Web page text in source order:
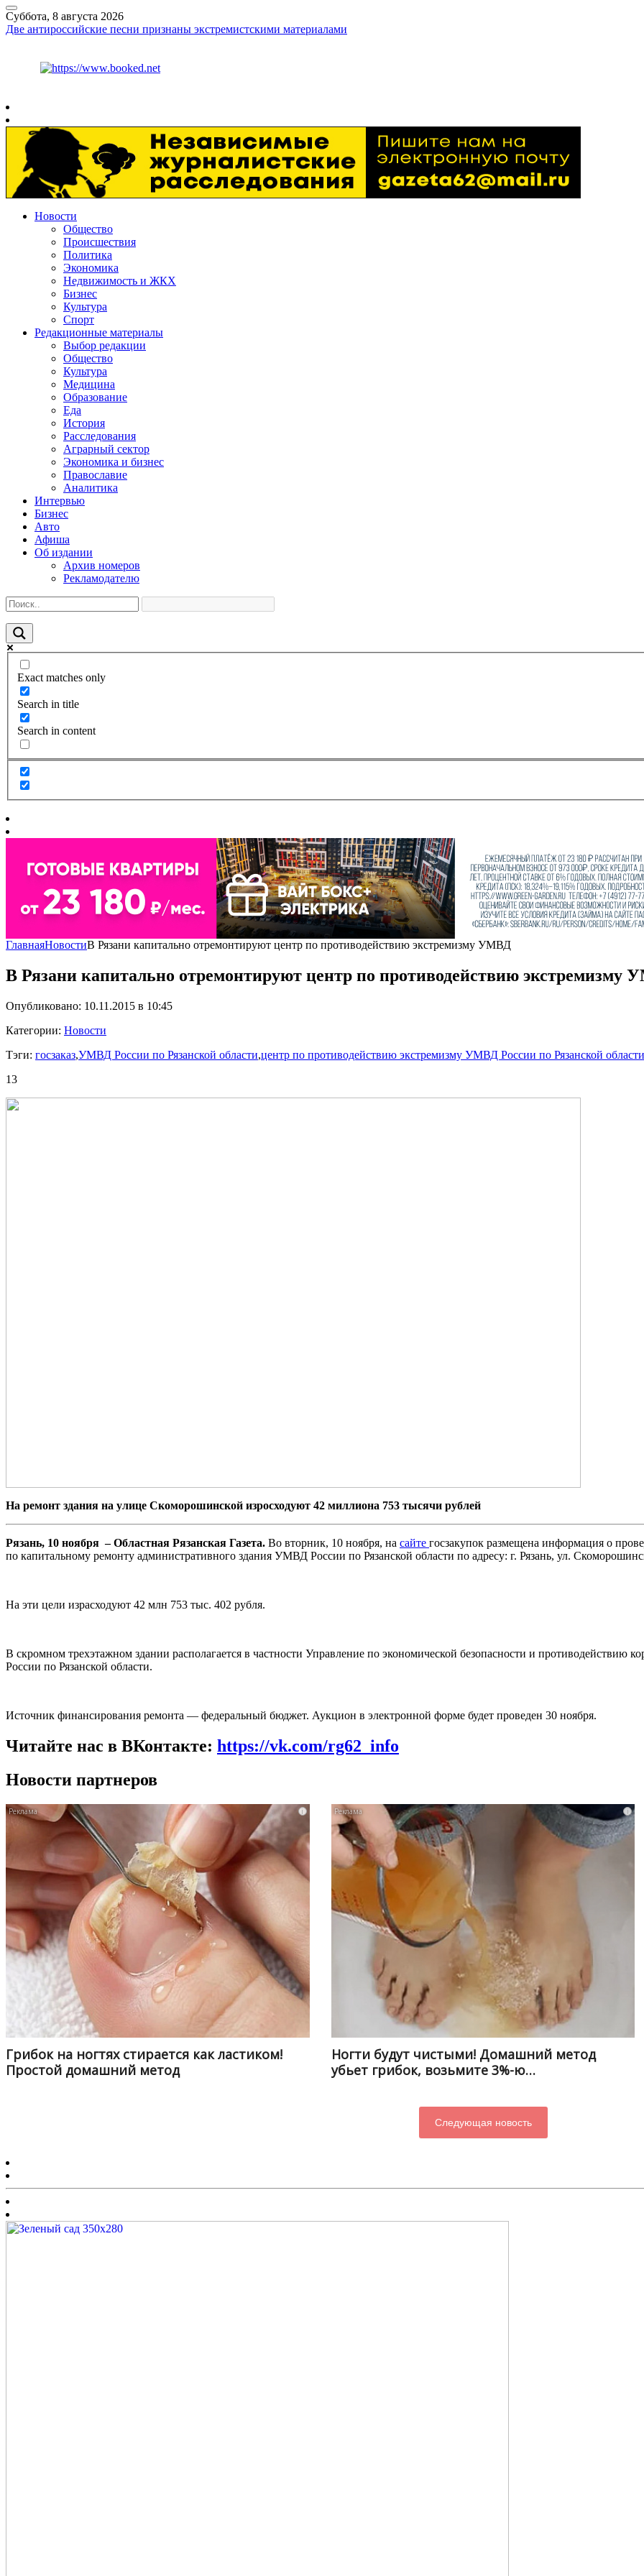
Суббота, 8 августа 2026
Две антироссийские песни признаны экстремистскими материалами
Новости
Общество
Происшествия
Политика
Экономика
Недвижимость и ЖКХ
Бизнес
Культура
Спорт
Редакционные материалы
Выбор редакции
Общество
Культура
Медицина
Образование
Еда
История
Расследования
Аграрный сектор
Экономика и бизнес
Православие
Аналитика
Интервью
Бизнес
Авто
Афиша
Об издании
Архив номеров
Рекламодателю
Exact matches only
Search in title
Search in content
ГлавнаяНовостиВ Рязани капитально отремонтируют центр по противодействию экстремизму УМВД
В Рязани капитально отремонтируют центр по противодействию экстремизму
Опубликовано: 10.11.2015 в 10:45
Категории: Новости
Тэги: госзаказ,УМВД России по Рязанской области,центр по противодействию экстремизму УМВД России по Рязанской области
13
На ремонт здания на улице Скоморошинской изросходуют 42 миллиона 753 тысячи рублей
Рязань, 10 ноября – Областная Рязанская Газета. Во вторник, 10 ноября, на сайте госзакупок размещена информация о
по капитальному ремонту административного здания УМВД России по Рязанской области по адресу: г. Рязань, ул.
На эти цели израсходуют 42 млн 753 тыс. 402 рубля.
В скромном трехэтажном здании располагается в частности Управление по экономической безопасности и
России по Рязанской области.
Источник финансирования ремонта — федеральный бюджет. Аукцион в электронной форме будет проведен 30 ноября.
Читайте нас в ВКонтакте: https://vk.com/rg62_info
Новости партнеров
i
Грибок на ногтях стирается как ластиком!
Простой домашний метод
i
Ногти будут чистыми! Домашний метод
убьет грибок, возьмите 3%-ю…
Следующая новость